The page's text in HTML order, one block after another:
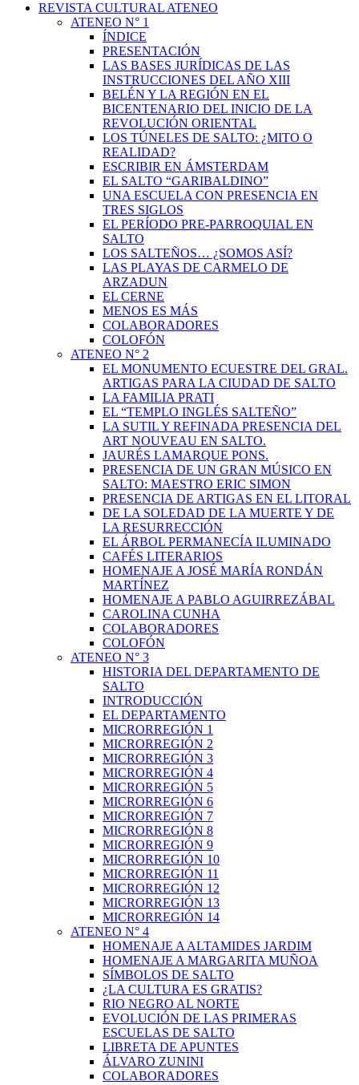
REVISTA CULTURAL ATENEO
ATENEO N° 1
ÍNDICE
PRESENTACIÓN
LAS BASES JURÍDICAS DE LAS
INSTRUCCIONES DEL AÑO XIII
BELÉN Y LA REGIÓN EN EL
BICENTENARIO DEL INICIO DE LA
REVOLUCIÓN ORIENTAL
LOS TÚNELES DE SALTO: ¿MITO O
REALIDAD?
ESCRIBIR EN ÁMSTERDAM
EL SALTO “GARIBALDINO”
UNA ESCUELA CON PRESENCIA EN
TRES SIGLOS
EL PERÍODO PRE-PARROQUIAL EN
SALTO
LOS SALTEÑOS… ¿SOMOS ASÍ?
LAS PLAYAS DE CARMELO DE
ARZADUN
EL CERNE
MENOS ES MÁS
COLABORADORES
COLOFÓN
ATENEO N° 2
EL MONUMENTO ECUESTRE DEL GRAL.
ARTIGAS PARA LA CIUDAD DE SALTO
LA FAMILIA PRATI
EL “TEMPLO INGLÉS SALTEÑO”
LA SUTIL Y REFINADA PRESENCIA DEL
ART NOUVEAU EN SALTO.
JAURÉS LAMARQUE PONS.
PRESENCIA DE UN GRAN MÚSICO EN
SALTO: MAESTRO ERIC SIMON
PRESENCIA DE ARTIGAS EN EL LITORAL
DE LA SOLEDAD DE LA MUERTE Y DE
LA RESURRECCIÓN
EL ÁRBOL PERMANECÍA ILUMINADO
CAFÉS LITERARIOS
HOMENAJE A JOSÉ MARÍA RONDÁN
MARTÍNEZ
HOMENAJE A PABLO AGUIRREZÁBAL
CAROLINA CUNHA
COLABORADORES
COLOFÓN
ATENEO N° 3
HISTORIA DEL DEPARTAMENTO DE
SALTO
INTRODUCCIÓN
EL DEPARTAMENTO
MICRORREGIÓN 1
MICRORREGIÓN 2
MICRORREGIÓN 3
MICRORREGIÓN 4
MICRORREGIÓN 5
MICRORREGIÓN 6
MICRORREGIÓN 7
MICRORREGIÓN 8
MICRORREGIÓN 9
MICRORREGIÓN 10
MICRORREGIÓN 11
MICRORREGIÓN 12
MICRORREGIÓN 13
MICRORREGIÓN 14
ATENEO N° 4
HOMENAJE A ALTAMIDES JARDIM
HOMENAJE A MARGARITA MUÑOA
SÍMBOLOS DE SALTO
¿LA CULTURA ES GRATIS?
RIO NEGRO AL NORTE
EVOLUCIÓN DE LAS PRIMERAS
ESCUELAS DE SALTO
LIBRETA DE APUNTES
ÁLVARO ZUNINI
COLABORADORES